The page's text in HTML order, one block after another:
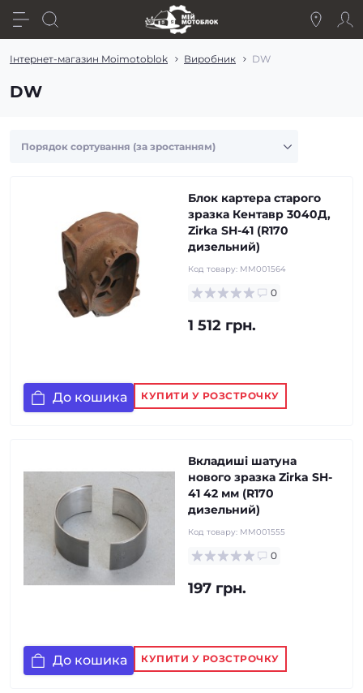
Інтернет-магазин Moimotoblok Виробник DW
DW
Блок картера старого
зразка Кентавр 3040Д,
Zirka SH-41 (R170
дизельний)
Код товару: MM001564
0
1 512 грн.
До кошика КУПИТИ У РОЗСТРОЧКУ
Вкладиші шатуна
нового зразка Zirka SH-
41 42 мм (R170
дизельний)
Код товару: MM001555
0
197 грн.
До кошика КУПИТИ У РОЗСТРОЧКУ